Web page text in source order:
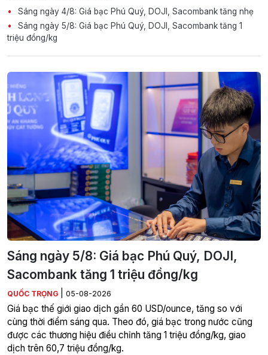
Sáng ngày 4/8: Giá bạc Phú Quý, DOJI, Sacombank tăng nhẹ
Sáng ngày 5/8: Giá bạc Phú Quý, DOJI, Sacombank tăng 1
triệu đồng/kg
Sáng ngày 5/8: Giá bạc Phú Quý, DOJI,
Sacombank tăng 1 triệu đồng/kg
QUỐC TRỌNG 05-08-2026
Giá bạc thế giới giao dịch gần 60 USD/ounce, tăng so với
cùng thời điểm sáng qua. Theo đó, giá bạc trong nước cũng
được các thương hiệu điều chỉnh tăng 1 triệu đồng/kg, giao
dịch trên 60,7 triệu đồng/kg.